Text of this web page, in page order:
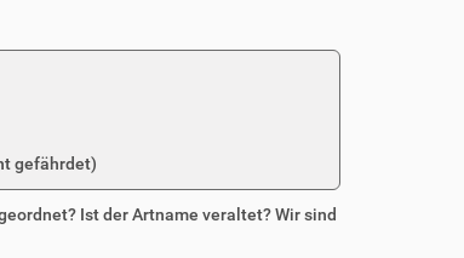
gefährdet)
Ist der Artname veraltet? Wir sind